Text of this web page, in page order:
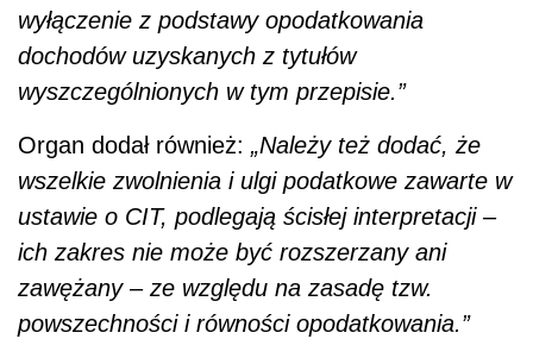
wyłączenie z podstawy opodatkowania
dochodów uzyskanych z tytułów
wyszczególnionych w tym przepisie.”
Organ dodał również: „Należy też dodać, że
wszelkie zwolnienia i ulgi podatkowe zawarte w
ustawie o CIT, podlegają ścisłej interpretacji –
ich zakres nie może być rozszerzany ani
zawężany – ze względu na zasadę tzw.
powszechności i równości opodatkowania.”